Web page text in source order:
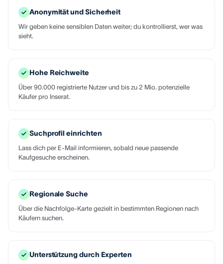
Anonymität und Sicherheit
Wir geben keine sensiblen Daten weiter; du kontrollierst, wer was
sieht.
Hohe Reichweite
Über 90.000 registrierte Nutzer und bis zu 2 Mio. potenzielle
Käufer pro Inserat.
Suchprofil einrichten
Lass dich per E-Mail informieren, sobald neue passende
Kaufgesuche erscheinen.
Regionale Suche
Über die Nachfolge-Karte gezielt in bestimmten Regionen nach
Käufern suchen.
Unterstützung durch Experten